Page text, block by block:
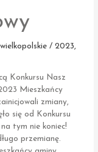
/ 2023,
Konkursu Nasz
Mieszkańcy
zmiany,
się od Konkursu
tym nie koniec!
przemianę.